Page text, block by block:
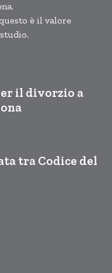
è il valore
il divorzio a
tra Codice del